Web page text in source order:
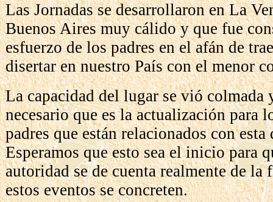
Las Jornadas se desarrollaron en La
Buenos Aires muy cálido y que fue
esfuerzo de los padres en el afán de
disertar en nuestro País con el menor
La capacidad del lugar se vió colmada
necesario que es la actualización para
padres que están relacionados con esta
Esperamos que esto sea el inicio para
autoridad se de cuenta realmente de la
estos eventos se concreten.